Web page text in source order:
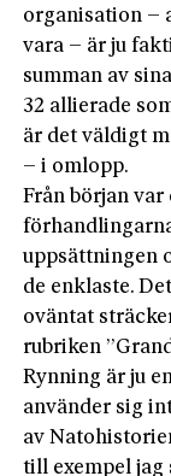
organisation –
vara – är ju
summan av
32 allierade
är det väldigt
– i omlopp.
Från början var
uppsättningen
de enklaste.
oväntat
rubriken
Rynning är ju
använder sig
av
till exempel jag